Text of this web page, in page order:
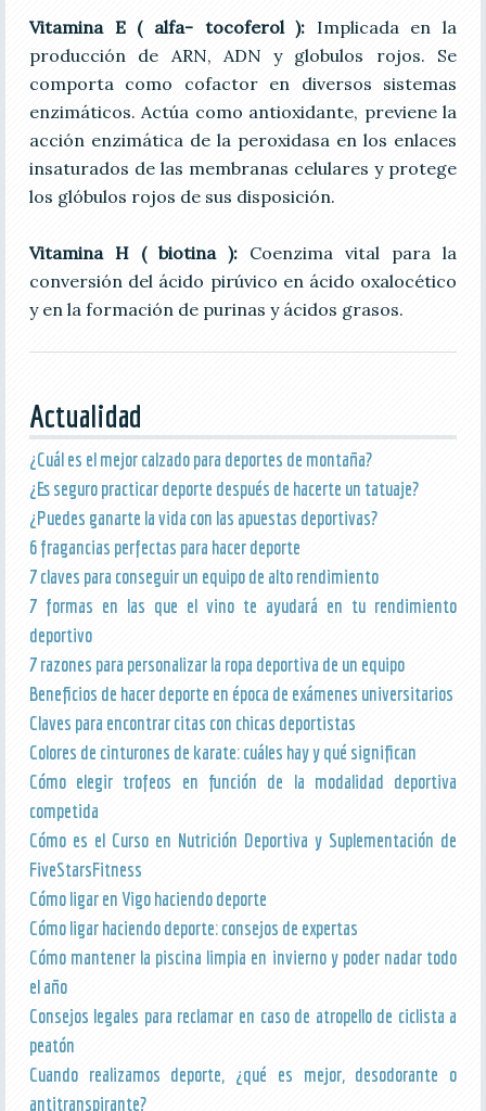
Vitamina E ( alfa- tocoferol ): Implicada en la
producción de ARN, ADN y globulos rojos. Se
comporta como cofactor en diversos sistemas
enzimáticos. Actúa como antioxidante, previene la
acción enzimática de la peroxidasa en los enlaces
insaturados de las membranas celulares y protege
los glóbulos rojos de sus disposición.
Vitamina H ( biotina ): Coenzima vital para la
conversión del ácido pirúvico en ácido oxalocético
y en la formación de purinas y ácidos grasos.
Actualidad
¿Cuál es el mejor calzado para deportes de montaña?
¿Es seguro practicar deporte después de hacerte un tatuaje?
¿Puedes ganarte la vida con las apuestas deportivas?
6 fragancias perfectas para hacer deporte
7 claves para conseguir un equipo de alto rendimiento
7 formas en las que el vino te ayudará en tu rendimiento
deportivo
7 razones para personalizar la ropa deportiva de un equipo
Beneficios de hacer deporte en época de exámenes universitarios
Claves para encontrar citas con chicas deportistas
Colores de cinturones de karate: cuáles hay y qué significan
Cómo elegir trofeos en función de la modalidad deportiva
competida
Cómo es el Curso en Nutrición Deportiva y Suplementación de
FiveStarsFitness
Cómo ligar en Vigo haciendo deporte
Cómo ligar haciendo deporte: consejos de expertas
Cómo mantener la piscina limpia en invierno y poder nadar todo
el año
Consejos legales para reclamar en caso de atropello de ciclista a
peatón
Cuando realizamos deporte, ¿qué es mejor, desodorante o
antitranspirante?